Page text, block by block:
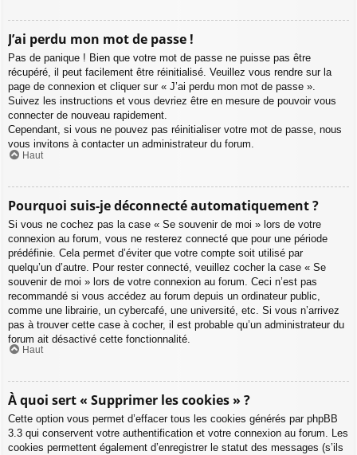
J’ai perdu mon mot de passe !
Pas de panique ! Bien que votre mot de passe ne puisse pas être
récupéré, il peut facilement être réinitialisé. Veuillez vous rendre sur la
page de connexion et cliquer sur « J’ai perdu mon mot de passe ».
Suivez les instructions et vous devriez être en mesure de pouvoir vous
connecter de nouveau rapidement.
Cependant, si vous ne pouvez pas réinitialiser votre mot de passe, nous
vous invitons à contacter un administrateur du forum.
Haut
Pourquoi suis-je déconnecté automatiquement ?
Si vous ne cochez pas la case « Se souvenir de moi » lors de votre
connexion au forum, vous ne resterez connecté que pour une période
prédéfinie. Cela permet d’éviter que votre compte soit utilisé par
quelqu’un d’autre. Pour rester connecté, veuillez cocher la case « Se
souvenir de moi » lors de votre connexion au forum. Ceci n’est pas
recommandé si vous accédez au forum depuis un ordinateur public,
comme une librairie, un cybercafé, une université, etc. Si vous n’arrivez
pas à trouver cette case à cocher, il est probable qu’un administrateur du
forum ait désactivé cette fonctionnalité.
Haut
À quoi sert « Supprimer les cookies » ?
Cette option vous permet d’effacer tous les cookies générés par phpBB
3.3 qui conservent votre authentification et votre connexion au forum. Les
cookies permettent également d’enregistrer le statut des messages (s’ils